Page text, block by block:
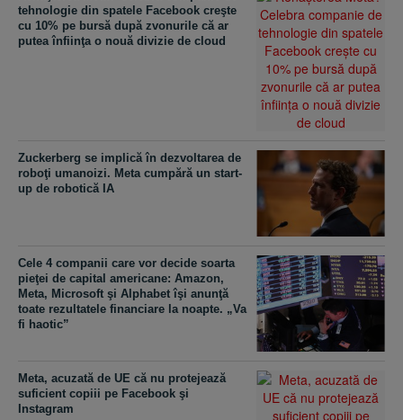
tehnologie din spatele Facebook creşte
cu 10% pe bursă după zvonurile că ar
putea înfiinţa o nouă divizie de cloud
Zuckerberg se implică în dezvoltarea de
roboţi umanoizi. Meta cumpără un start-
up de robotică IA
Cele 4 companii care vor decide soarta
pieţei de capital americane: Amazon,
Meta, Microsoft şi Alphabet îşi anunţă
toate rezultatele financiare la noapte. „Va
fi haotic”
Meta, acuzată de UE că nu protejează
suficient copiii pe Facebook şi
Instagram